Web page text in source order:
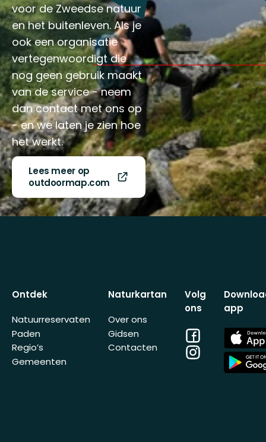
voor de Zweedse natuur
en het buitenleven. Als je
ook een organisatie
vertegenwoordigt die
nog geen gebruik maakt
van de service - neem
dan contact met ons op
- en we laten je zien hoe
het werkt.
Lees meer op
outdoormap.com
Ontdek
Natuurreservaten
Paden
Regio’s
Gemeenten
Naturkartan
Over ons
Gidsen
Contacten
Volg
ons
Facebook
Instagram
app
App
Store
App
Store